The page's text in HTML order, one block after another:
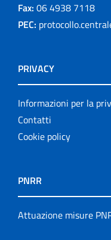
Fax: 06 4938 7118
PEC:
PRIVACY
Informazioni per la
Contatti
Cookie policy
PNRR
Attuazione misure